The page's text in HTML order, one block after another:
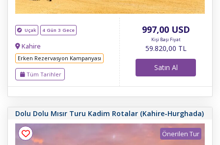
Uçak 4 Gün 3 Gece
Kahire
Erken Rezervasyon Kampanyası
Tüm Tarihler
997,00USD
Kişi Başı Fiyat
59.820,00 TL
Satın Al
Dolu Dolu Mısır Turu Kadim Rotalar (Kahire-Hurghada)
Önerilen Tur